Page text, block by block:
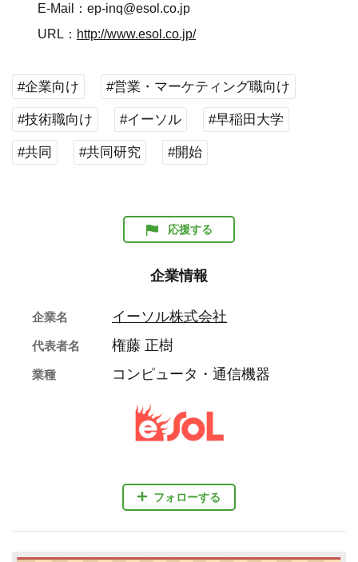
E-Mail：ep-inq@esol.co.jp
URL： http://www.esol.co.jp/
#企業向け #営業・マーケティング職向け
#技術職向け #イーソル #早稲田大学
#共同 #共同研究 #開始
応援する
企業情報
フォローする
企業名 イーソル株式会社
代表者名 権藤 正樹
業種 コンピュータ・通信機器